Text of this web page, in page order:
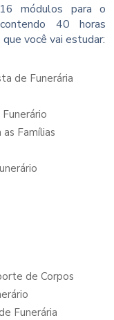
módulos para o
40 horas
que você vai estudar:
de Funerária
Famílias
de Corpos
Funerária